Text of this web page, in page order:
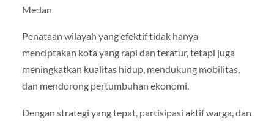
Medan
Penataan wilayah yang efektif tidak hanya
menciptakan kota yang rapi dan teratur, tetapi juga
meningkatkan kualitas hidup, mendukung mobilitas,
dan mendorong pertumbuhan ekonomi.
Dengan strategi yang tepat, partisipasi aktif warga, dan